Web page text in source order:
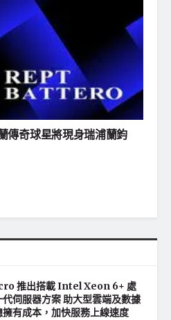
傳奇球星將現身瑞浦蘭鈞
推出搭載 Intel Xeon 6+ 處
伺服器方案 助大型雲端及數據
擁有成本，加快服務上線速度